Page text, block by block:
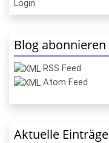
Login
Blog abonnieren
RSS Feed
Atom Feed
Aktuelle Einträge